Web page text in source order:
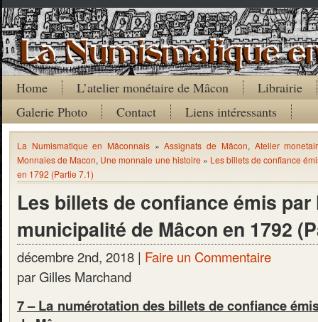
Home L’atelier monétaire de Mâcon
Librairie
Galerie Photo
Contact Liens intéressants
La Numismatique en Mâconnais »Assignats de Mâcon, Atelier
Monnaies de Macon, Une monnaie une histoire » Les billets de confiance
en 1792 (Partie 7.1)
Les billets de confiance émis par
municipalité de Mâcon en 1792
décembre 2nd, 2018 | Faire un Commentaire
par Gilles Marchand
7 – La numérotation des billets de confiance